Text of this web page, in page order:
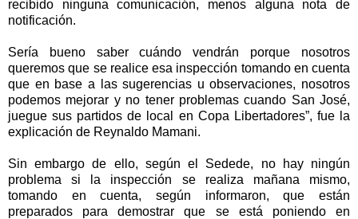
recibido ninguna comunicación, menos alguna nota de
notificación.
Sería bueno saber cuándo vendrán porque nosotros
queremos que se realice esa inspección tomando en cuenta
que en base a las sugerencias u observaciones, nosotros
podemos mejorar y no tener problemas cuando San José,
juegue sus partidos de local en Copa Libertadores”, fue la
explicación de Reynaldo Mamani.
Sin embargo de ello, según el Sedede, no hay ningún
problema si la inspección se realiza mañana mismo,
tomando en cuenta, según informaron, que están
preparados para demostrar que se está poniendo en